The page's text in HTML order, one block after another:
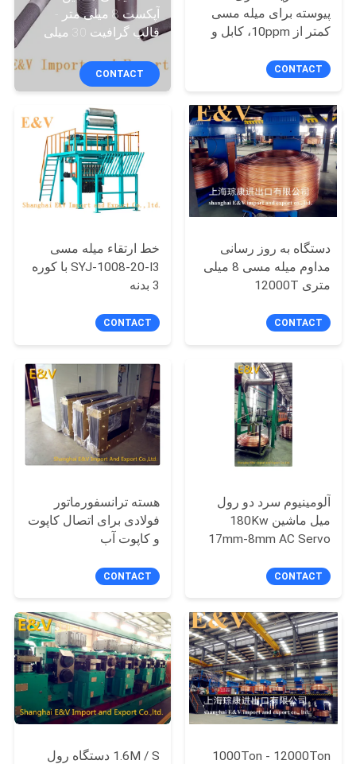
کنترل
کیفیت
ما
تماس
بگیرید
اخبار
درخواست
نقل قول
PRIVACY
POLICY
آپکست 8 میلی متر -
قالب گرافیت 30 میلی
CONTACT
پیوسته برای میله مسی
کمتر از 10ppm، کابل و
CONTACT
خط ارتقاء میله مسی
SYJ-1008-20-I3 با کوره
3 بدنه
CONTACT
دستگاه به روز رسانی
مداوم میله مسی 8 میلی
متری 12000T
CONTACT
هسته ترانسفورماتور
فولادی برای اتصال کاپوت
و کاپوت آب
CONTACT
آلومینیوم سرد دو رول
میل ماشین 180Kw
17mm-8mm AC Servo
CONTACT
1.6M / S دستگاه رول
1000Ton - 12000Ton